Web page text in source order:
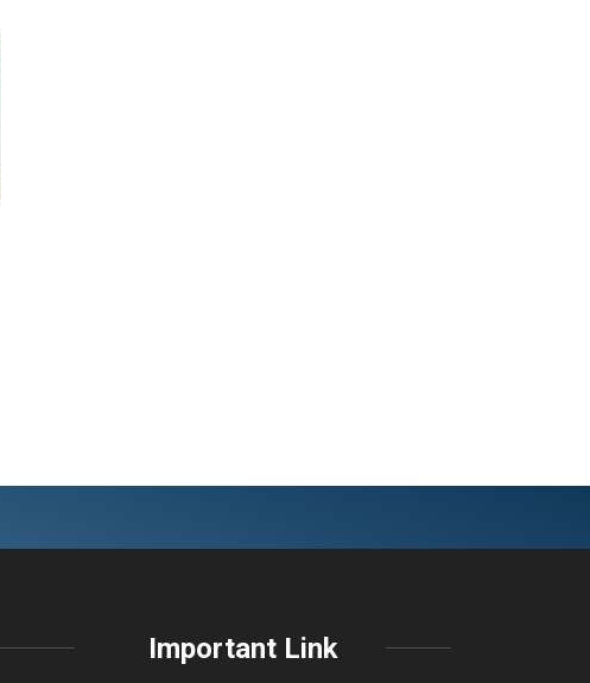
Important Link